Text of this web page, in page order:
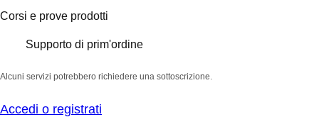
Corsi e prove prodotti
Supporto di prim'ordine
Alcuni servizi potrebbero richiedere una sottoscrizione.
Accedi o registrati